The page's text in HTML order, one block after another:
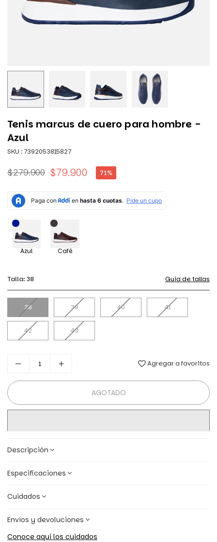
Tenis marcus de cuero para hombre -
Azul
SKU :7392053815827
Precio
$279.900 $79.900 71%
Azul Café
Talla: 38 Guía de tallas
38 39 40 41
42 43
Agregar a favoritos
AGOTADO
Descripción
Especificaciones
Cuidados
Envíos y devoluciones
Conoce aquí los cuidados